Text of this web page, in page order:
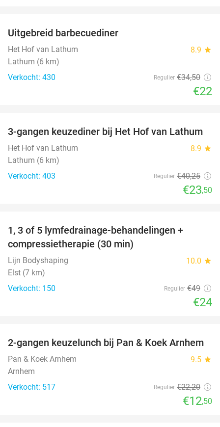
Uitgebreid barbecuediner
Het Hof van Lathum 8.9 star
Lathum (6 km)
Verkocht: 430
Regulier €34,50
€22
42%
3-gangen keuzediner bij Het Hof van Lathum
Het Hof van Lathum 8.9 star
Lathum (6 km)
Verkocht: 403
Regulier €40,25
€23,50
1, 3 of 5 lymfedrainage-behandelingen +
compressietherapie (30 min)
Lijn Bodyshaping 10.0 star
Elst (7 km)
Verkocht: 150
Regulier €49
€24
44%
2-gangen keuzelunch bij Pan & Koek Arnhem
Pan & Koek Arnhem 9.5 star
Arnhem
Verkocht: 517
Regulier €22,20
€12,50